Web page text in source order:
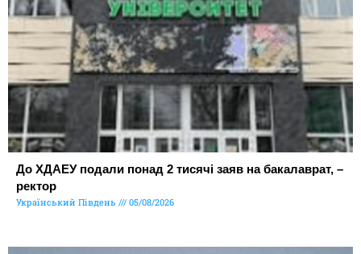
До ХДАЕУ подали понад 2 тисячі заяв на бакалаврат, –
ректор
Український Південь 05/08/2026